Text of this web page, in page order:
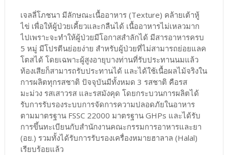
เจลลี่โภชนา มีลักษณะเนื้ออาหาร (Texture) คล้ายเต้าหู้
ไข่ เพื่อให้ผู้ป่วยเคี้ยวและกลืนได้ เนื้ออาหารไม่เหลวมาก
ไปเพราะจะทำให้ผู้ป่วยมีโอกาสสำลักได้ มีสารอาหารครบ
5 หมู่ มีโปรตีนย่อยง่าย สำหรับผู้ป่วยที่ไม่สามารถย่อยแลค
โตสได้ โดยเฉพาะผู้สูงอายุบางท่านที่รับประทานนมแล้ว
ท้องเสียก็สามารถรับประทานได้ และได้ใช้เนื้อผลไม้จริงใน
การผลิตทุกรสชาติ ปัจจุบันมีทั้งหมด 3 รสชาติ คือรส
มะม่วง รสเสาวรส และรสมังคุด โดยกระบวนการผลิตได้
รับการรับรองระบบการจัดการความปลอดภัยในอาหาร
ตามมาตรฐาน FSSC 22000 มาตรฐาน GHPs และได้รับ
การขึ้นทะเบียนกับสำนักงานคณะกรรมการอาหารและยา
(อย.) รวมทั้งได้รับการรับรองเครื่องหมายฮาลาล (Halal)
เรียบร้อยแล้ว